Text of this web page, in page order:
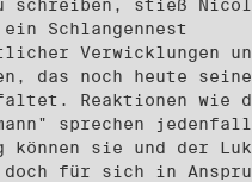
schreiben, stieß
Schlangennest
Verwicklungen
das noch heute
Reaktionen wie
sprechen
sie und der
für sich in